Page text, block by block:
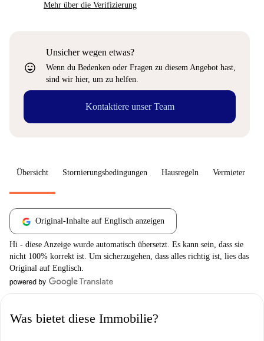
Mehr über die Verifizierung
sentiment_very_satisfied
Unsicher wegen etwas?
Wenn du Bedenken oder Fragen zu diesem Angebot hast,
sind wir hier, um zu helfen.
Kontaktiere unser Team
Übersicht Stornierungsbedingungen Hausregeln Vermieter
Original-Inhalte auf Englisch anzeigen
Hi - diese Anzeige wurde automatisch übersetzt. Es kann sein, dass sie
nicht 100% korrekt ist. Um sicherzugehen, dass alles richtig ist, lies das
Original auf Englisch.
Was bietet diese Immobilie?